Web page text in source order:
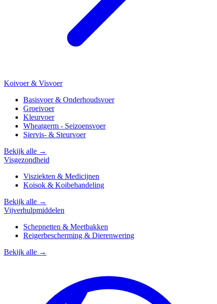
Koivoer & Visvoer
Basisvoer & Onderhoudsvoer
Groeivoer
Kleurvoer
Wheatgerm - Seizoensvoer
Siervis- & Steurvoer
Bekijk alle →
Visgezondheid
Visziekten & Medicijnen
Koisok & Koibehandeling
Bekijk alle →
Vijverhulpmiddelen
Schepnetten & Meetbakken
Reigerbescherming & Dierenwering
Bekijk alle →